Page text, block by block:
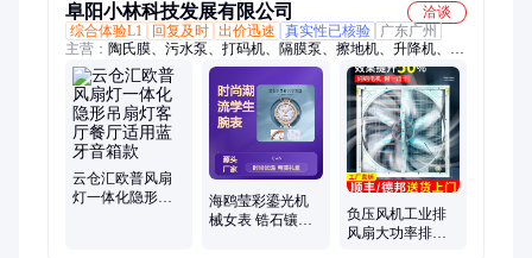
阜阳小林科技发展有限公司
洽谈
综合体验L1
回复及时 出价迅速 真实性已核验
广东广州
主营： 陶氏膜、污水泵、打码机、隔膜泵、擦地机、升降机、减
速机、配电箱、上料机、养鱼泵、封边机、抽水泵、烘干机、晾
衣杆、暖风机、吹地机、合缝机、灌装机、增压泵、卷闸门、喷
雾机、控制器、潜水泵、气压罐、吸料机
云仓汇欧普风扇
灯一体化隐形吊
海鸥莹彩鎏光机
械女表 锆石镶嵌
负压风机工业排
风扇大功率排气